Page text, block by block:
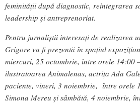
feminității după diagnostic, reintegrarea
leadership și antreprenoriat.
Pentru jurnaliștii interesați de realizarea
Grigore va fi prezentă în spațiul
miercuri, 25 octombrie, între orele 14:00
ilustratoarea Animalenas, actrița Ada
paciente, vineri, 3 noiembrie, între orele
Simona Mereu și sâmbătă, 4 noiembrie,